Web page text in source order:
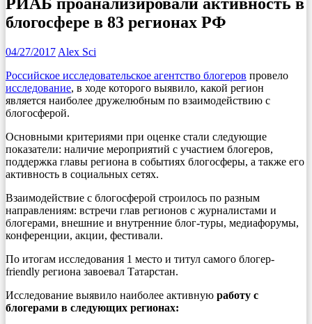
блогосфере в 83 регионах РФ
04/27/2017 Alex Sci
Российское исследовательское агентство блогеров провело
исследование, в ходе которого выявило, какой регион
является наиболее дружелюбным по взаимодействию с
блогосферой.
Основными критериями при оценке стали следующие
показатели: наличие мероприятий с участием блогеров,
поддержка главы региона в событиях блогосферы, а также его
активность в социальных сетях.
Взаимодействие с блогосферой строилось по разным
направлениям: встречи глав регионов с журналистами и
блогерами, внешние и внутренние блог-туры, медиафорумы,
конференции, акции, фестивали.
По итогам исследования 1 место и титул самого блогер-
friendly региона завоевал Татарстан.
Исследование выявило наиболее активную работу с
блогерами в следующих регионах: